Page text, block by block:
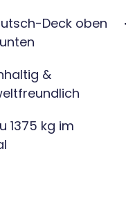
Deck oben
&
1375 kg im